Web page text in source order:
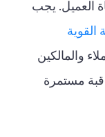
العميل. يجب
القوية
والمالكين
مستمرة